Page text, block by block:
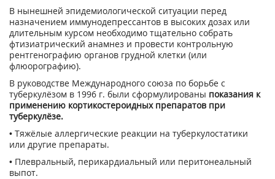
В нынешней эпидемиологической ситуации перед
назначением иммунодепрессантов в высоких дозах или
длительным курсом необходимо тщательно собрать
фтизиатрический анамнез и провести контрольную
рентгенографию органов грудной клетки (или
флюорографию).
В руководстве Международного союза по борьбе с
туберкулёзом в 1996 г. были сформулированы показания к
применению кортикостероидных препаратов при
туберкулёзе.
• Тяжёлые аллергические реакции на туберкулостатики
или другие препараты.
• Плевральный, перикардиальный или перитонеальный
выпот.